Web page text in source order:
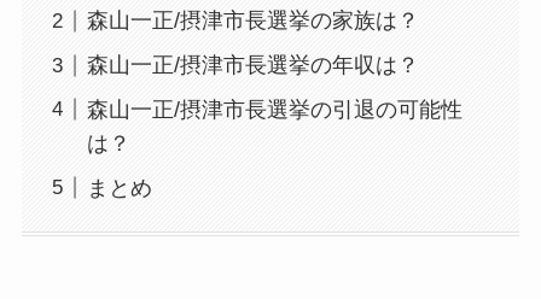
森山一正/摂津市長選挙の家族は？
森山一正/摂津市長選挙の年収は？
森山一正/摂津市長選挙の引退の可能性
は？
まとめ